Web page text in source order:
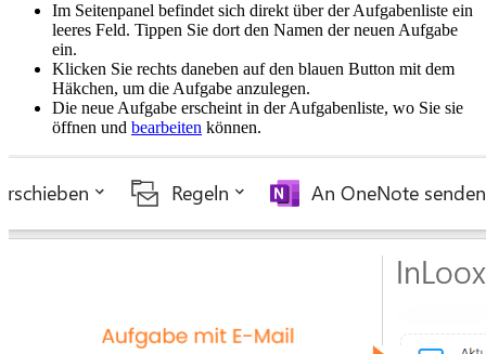
Im Seitenpanel befindet sich direkt über der Aufgabenliste ein
leeres Feld. Tippen Sie dort den Namen der neuen Aufgabe
ein.
Klicken Sie rechts daneben auf den blauen Button mit dem
Häkchen, um die Aufgabe anzulegen.
Die neue Aufgabe erscheint in der Aufgabenliste, wo Sie sie
öffnen und bearbeiten können.